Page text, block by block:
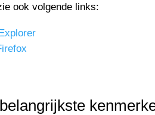
ook volgende links: